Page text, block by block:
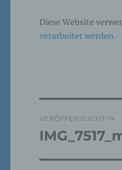
Diese Website
verarbeitet werden.
VERÖFFENTLICHT IN